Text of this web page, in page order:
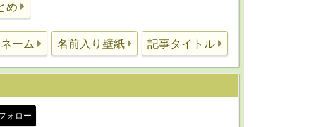
め
ーム 名前入り壁紙 記事タイトル
ォロー